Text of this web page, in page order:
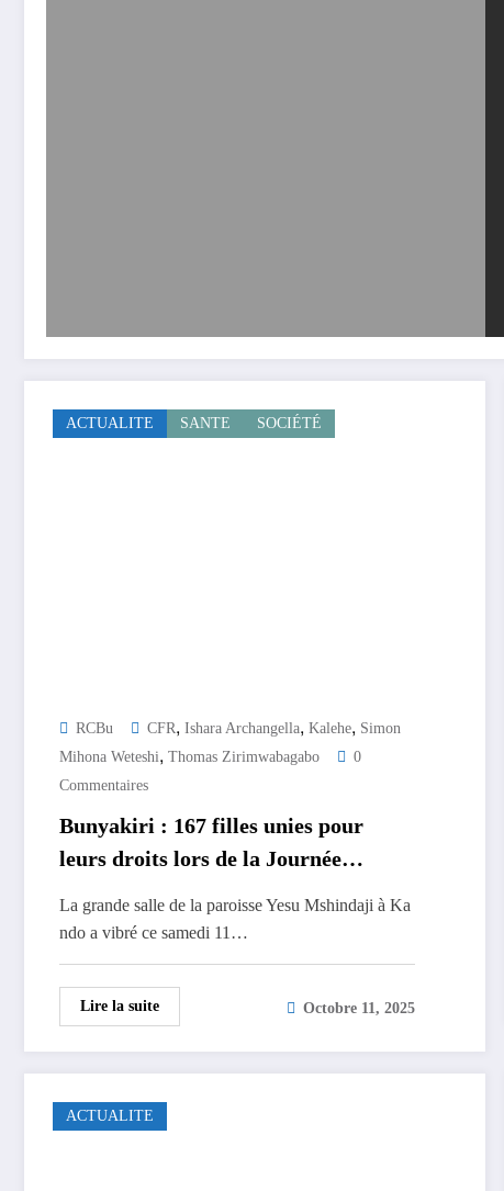
ACTUALITE SANTE SOCIÉTÉ
RCBu CFR, Ishara Archangella, Kalehe, Simon
Mihona Weteshi, Thomas Zirimwabagabo
0
Commentaires
Bunyakiri : 167 filles unies pour
leurs droits lors de la Journée
La grande salle de la paroisse Yesu Mshindaji à Ka
ndo a vibré ce samedi 11…
Lire la suite Octobre 11, 2025
ACTUALITE